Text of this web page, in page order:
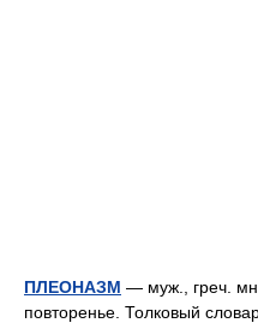
ПЛЕОНАЗМ — муж., греч.
повторенье. Толковый